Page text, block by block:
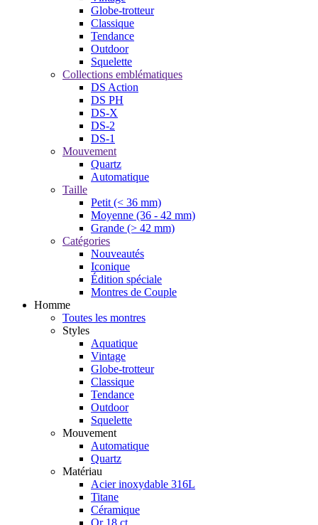
Globe-trotteur
Classique
Tendance
Outdoor
Squelette
Collections emblématiques
DS Action
DS PH
DS-X
DS-2
DS-1
Mouvement
Quartz
Automatique
Taille
Petit (< 36 mm)
Moyenne (36 - 42 mm)
Grande (> 42 mm)
Catégories
Nouveautés
Iconique
Édition spéciale
Montres de Couple
Homme
Toutes les montres
Styles
Aquatique
Vintage
Globe-trotteur
Classique
Tendance
Outdoor
Squelette
Mouvement
Automatique
Quartz
Matériau
Acier inoxydable 316L
Titane
Céramique
Or 18 ct